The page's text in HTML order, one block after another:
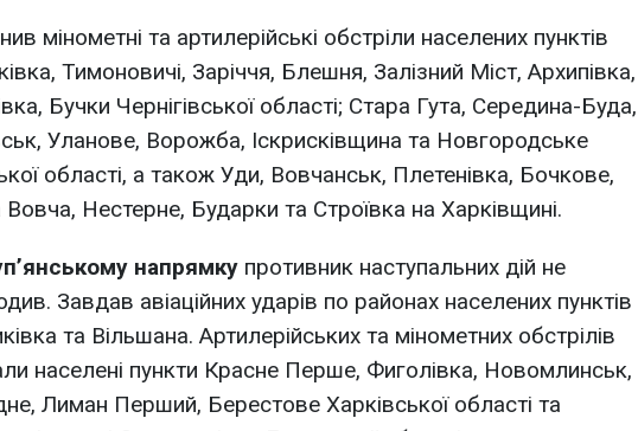
мінометні та артилерійські обстріли населених пунктів
Тимоновичі, Заріччя, Блешня, Залізний Міст, Архипівка,
Бучки Чернігівської області; Стара Гута, Середина-Буда,
Уланове, Ворожба, Іскрисківщина та Новгородське
області, а також Уди, Вовчанськ, Плетенівка, Бочкове,
Нестерне, Бударки та Строївка на Харківщині.
напрямку противник наступальних дій не
Завдав авіаційних ударів по районах населених пунктів
та Вільшана. Артилерійських та мінометних обстрілів
населені пункти Красне Перше, Фиголівка, Новомлинськ,
Лиман Перший, Берестове Харківської області та